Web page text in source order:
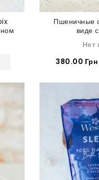
Пшеничные
виде
Нет
380.00 Грн